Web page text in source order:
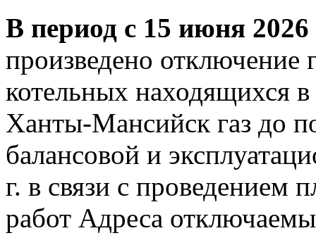
В период с 15 июня
произведено отключение
котельных находящихся
Ханты-Мансийск газ до
балансовой и
г. в связи с проведением
работ Адреса